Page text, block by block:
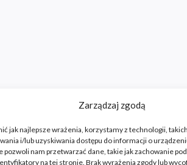
Zarządzaj zgodą
jak najlepsze wrażenia, korzystamy z technologii,
i/lub uzyskiwania dostępu do informacji o
pozwoli nam przetwarzać dane, takie jak zachowanie
na tej stronie. Brak wyrażenia zgody lub